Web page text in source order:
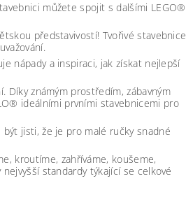
můžete spojit s dalšími LEGO®
představivostí! Tvořivé stavebnice
nápady a inspiraci, jak získat nejlepší
známým prostředím, zábavným
ideálními prvními stavebnicemi pro
jisti, že je pro malé ručky snadné
kroutíme, zahříváme, koušeme,
standardy týkající se celkové